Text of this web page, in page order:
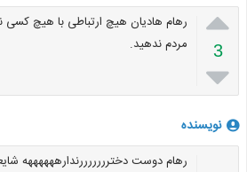

3

رهام هادیان هیچ ارتباطی با هیچ کسی
مردم ندهید.
نویسنده
رهام دوست دخترررررررندارههههههه